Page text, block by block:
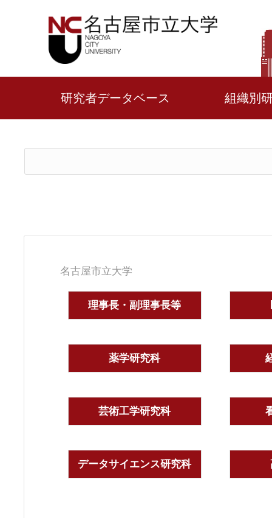
研究者データベース 組織別
名古屋市立大学
理事長・副理事長等
薬学研究科
芸術工学研究科
データサイエンス研究科